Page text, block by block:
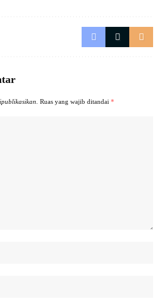
Ruas yang wajib ditandai *